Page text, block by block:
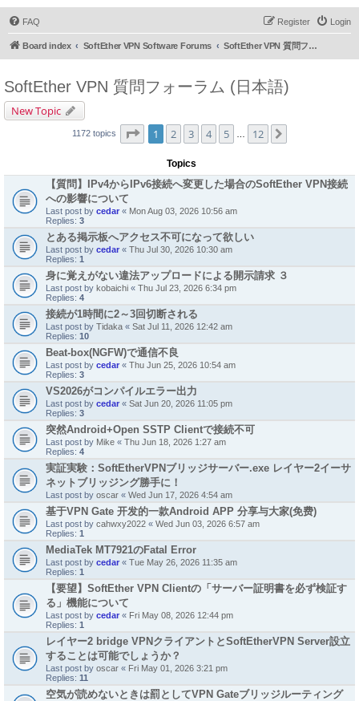
FAQ Login
Register
Board index SoftEther VPN Software Forums SoftEther VPN 質問フォーラム (日本語)
SoftEther VPN 質問フォーラム (日本語)
New Topic
1172 topics Page of 12
1 2 3 4 5 12
Topics
【質問】IPv4からIPv6接続へ変更した場合のSoftEther VPN接続
への影響について
Last post by cedar « Mon Aug 03, 2026 10:56 am
Replies: 3
とある掲示板へアクセス不可になって欲しい
Last post by cedar « Thu Jul 30, 2026 10:30 am
Replies: 1
身に覚えがない違法アップロードによる開示請求 ３
Last post by kobaichi « Thu Jul 23, 2026 6:34 pm
Replies: 4
接続が1時間に2～3回切断される
Last post by Tidaka « Sat Jul 11, 2026 12:42 am
Replies: 10
Beat-box(NGFW)で通信不良
Last post by cedar « Thu Jun 25, 2026 10:54 am
Replies: 3
VS2026がコンパイルエラー出力
Last post by cedar « Sat Jun 20, 2026 11:05 pm
Replies: 3
突然Android+Open SSTP Clientで接続不可
Last post by Mike « Thu Jun 18, 2026 1:27 am
Replies: 4
実証実験：SoftEtherVPNブリッジサーバー.exe レイヤー2イーサ
ネットブリッジング勝手に！
Last post by oscar « Wed Jun 17, 2026 4:54 am
基于VPN Gate 开发的一款Android APP 分享与大家(免费)
Last post by cahwxy2022 « Wed Jun 03, 2026 6:57 am
Replies: 1
MediaTek MT7921のFatal Error
Last post by cedar « Tue May 26, 2026 11:35 am
Replies: 1
【要望】SoftEther VPN Clientの「サーバー証明書を必ず検証す
る」機能について
Last post by cedar « Fri May 08, 2026 12:44 pm
Replies: 1
レイヤー2 bridge VPNクライアントとSoftEtherVPN Server設立
することは可能でしょうか？
Last post by oscar « Fri May 01, 2026 3:21 pm
Replies: 11
空気が読めないときは罰としてVPN Gateブリッジルーティング